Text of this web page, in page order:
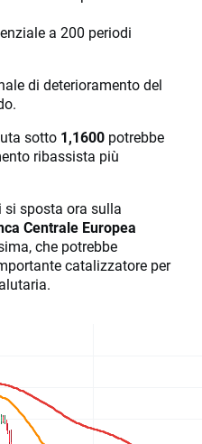
a 200 periodi
di deterioramento del
sotto 1,1600 potrebbe
ribassista più
si sposta ora sulla
Centrale Europea
che potrebbe
catalizzatore per